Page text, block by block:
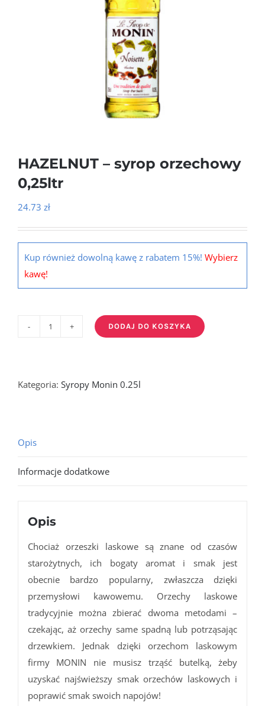
HAZELNUT – syrop orzechowy
0,25ltr
24.73 zł
Kup również dowolną kawę z rabatem 15%! Wybierz
kawę!
syrop
DODAJ DO KOSZYKA
Kategoria: Syropy Monin 0.25l
Opis
Informacje dodatkowe
Opis
Chociaż orzeszki laskowe są znane od czasów
starożytnych, ich bogaty aromat i smak jest
obecnie bardzo popularny, zwłaszcza dzięki
przemysłowi kawowemu. Orzechy laskowe
tradycyjnie można zbierać dwoma metodami –
czekając, aż orzechy same spadną lub potrząsając
drzewkiem. Jednak dzięki orzechom laskowym
firmy MONIN nie musisz trząść butelką, żeby
uzyskać najświeższy smak orzechów laskowych i
poprawić smak swoich napojów!